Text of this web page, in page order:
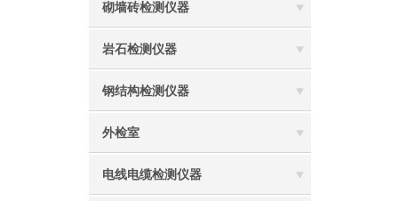
砌墙砖检测仪器
岩石检测仪器
钢结构检测仪器
外检室
电线电缆检测仪器